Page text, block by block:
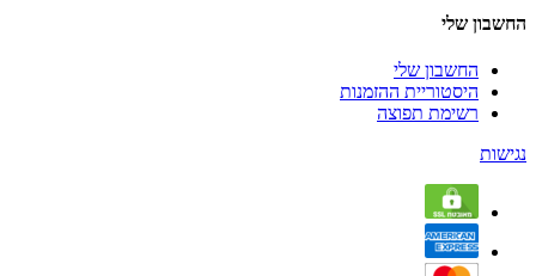
החשבון שלי
החשבון שלי
היסטוריית ההזמנות
רשימת תפוצה
נגישות